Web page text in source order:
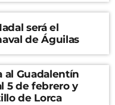
será el
de Águilas
al Guadalentín
5 de febrero y
de Lorca